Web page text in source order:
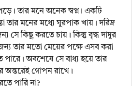
তার মনে অনেক স্বপ্ন। একটি
তার মনের মধ্যে ঘুরপাক খায়। দরিদ্র
সে কিছু করতে চায়। কিন্তু বৃদ্ধ দাদুর
তার মতো মেয়ের পক্ষে এসব করা
অবশেষে সে বাধ্য হয়ে তার
অন্তরেই গোপন রাখে।
পারি না?